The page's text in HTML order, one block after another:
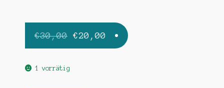
€30,00 Ursprünglicher
Preis
€20,00 Aktueller
Preis
1 vorrätig